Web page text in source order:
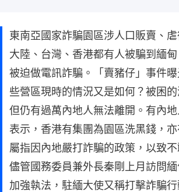
東南亞國家詐騙園區涉人口販賣、
大陸、台灣、香港都有人被騙到緬甸
被迫做電訊詐騙。「賣豬仔」事件
些營區現時的情況又是如何？被困的
但仍有過萬內地人無法離開。有內地
表示，香港有集團為園區洗黑錢，
屬指因內地嚴打詐騙的政策，以致不
儘管國務委員兼外長秦剛上月訪問
加強執法，駐緬大使又稱打擊詐騙